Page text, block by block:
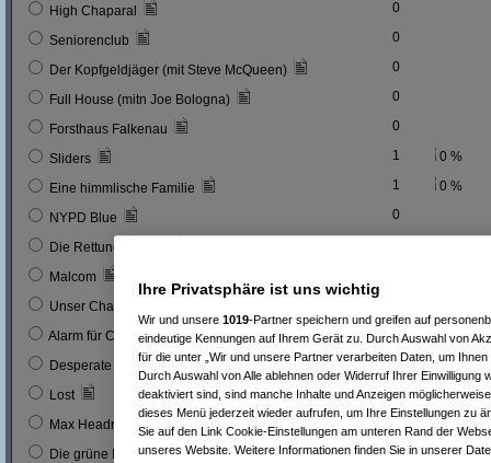
High Chaparal 0
Seniorenclub 0
Der Kopfgeldjäger (mit Steve McQueen) 0
Full House (mitn Joe Bologna) 0
Forsthaus Falkenau 0
Sliders 1 0 %
Eine himmlische Familie 1 0 %
NYPD Blue 0
Die Rettungsflieger
Malcom
Unser Charly
Alarm für Cobra 11 0
Desperate Housewives 3 1 %
Lost 7 3 %
Max Headroom 1 0 %
Die grüne Hornisse (Bruce Lee´s erste
Ihre Privatsphäre ist uns wichtig
Wir und unsere 1019-Partner speichern und greifen auf
eindeutige Kennungen auf Ihrem Gerät zu. Durch Auswahl von
für die unter „Wir und unsere Partner verarbeiten Daten, um
Durch Auswahl von Alle ablehnen oder Widerruf Ihrer
deaktiviert sind, sind manche Inhalte und Anzeigen
dieses Menü jederzeit wieder aufrufen, um Ihre Einstellungen zu
Sie auf den Link Cookie-Einstellungen am unteren Rand der
unseres Website. Weitere Informationen finden Sie in unserer